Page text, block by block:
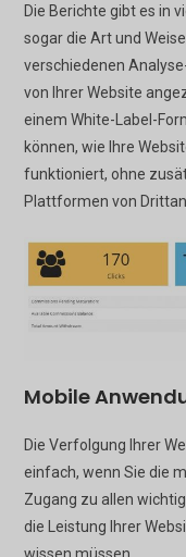
Die Berichte gibt es in
sogar die Art und
verschiedenen
von Ihrer Website
einem White-Label-
können, wie Ihre
funktioniert, ohne
Plattformen von
Mobile
Die Verfolgung Ihrer
einfach, wenn Sie die
Zugang zu allen
die Leistung Ihrer
wissen müssen.